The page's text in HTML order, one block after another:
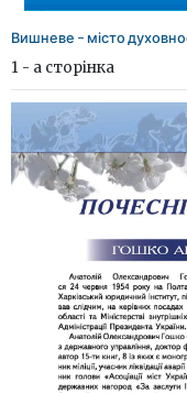
Вишневе - місто
1 - а сторінка